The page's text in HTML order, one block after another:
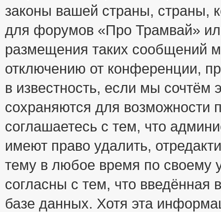
законы вашей страны, страны,
для форумов «Про Трамвай»
размещения таких сообщений
отключению от конференции,
в известность, если мы
сохраняются для возможности
соглашаетесь с тем, что
имеют право удалить,
тему в любое время по своему
согласны с тем, что
базе данных. Хотя эта